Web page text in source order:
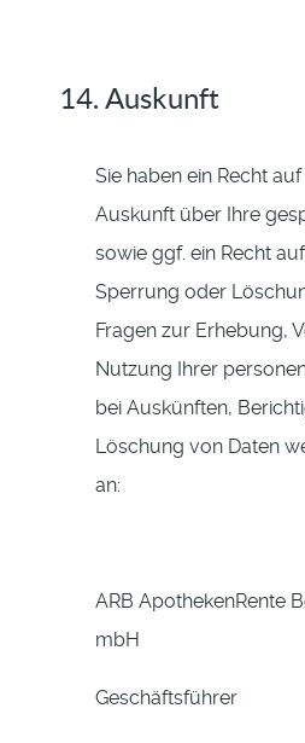
14. Auskunft
Sie haben ein Recht
Auskunft über Ihre
sowie ggf. ein Recht
Sperrung oder
Fragen zur Erhebung,
Nutzung Ihrer
bei Auskünften,
Löschung von Daten
an:
ARB ApothekenRente
mbH
Geschäftsführer